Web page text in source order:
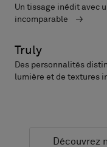
Un tissage inédit avec
incomparable
Truly
Des personnalités
lumière et de textures
Découvrez